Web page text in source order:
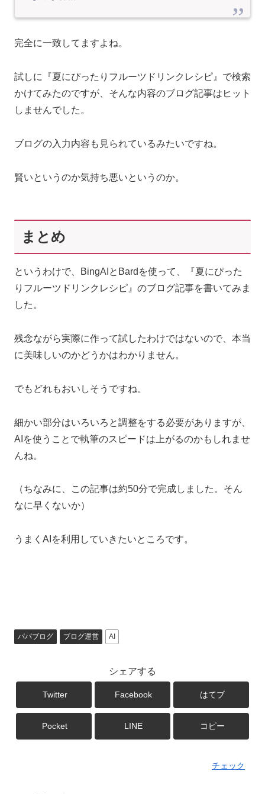
完全に一致してますよね。
試しに『夏にぴったりフルーツドリンクレシピ』で検索
かけてみたのですが、そんな内容のブログ記事はヒット
しませんでした。
ブログの入力内容も見られているみたいですね。
賢いというのか気持ち悪いというのか。
まとめ
というわけで、BingAIとBardを使って、『夏にぴった
りフルーツドリンクレシピ』のブログ記事を書いてみま
した。
残念ながら実際に作って試したわけではないので、本当
に美味しいのかどうかはわかりません。
でもどれもおいしそうですね。
細かい部分はいろいろと調整をする必要がありますが、
AIを使うことで執筆のスピードは上がるのかもしれませ
んね。
（ちなみに、この記事は約50分で完成しました。そん
なに早くないか）
うまくAIを利用していきたいところです。
パパブログ ブログ運営 AI
シェアする
Twitter Facebook はてブ
Pocket LINE コピー
チェック